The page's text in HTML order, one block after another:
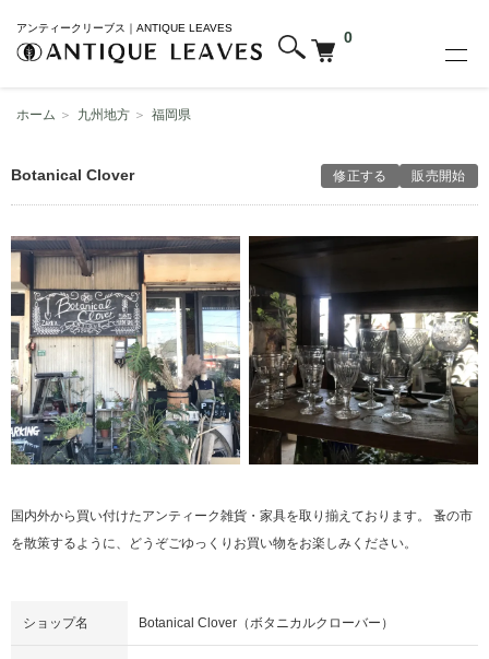
アンティークリーブス｜ANTIQUE LEAVES
0
ホーム ＞ 九州地方 ＞ 福岡県
Botanical Clover 修正する 販売開始
国内外から買い付けたアンティーク雑貨・家具を取り揃えております。 蚤の市
を散策するように、どうぞごゆっくりお買い物をお楽しみください。
ショップ名 Botanical Clover（ボタニカルクローバー）